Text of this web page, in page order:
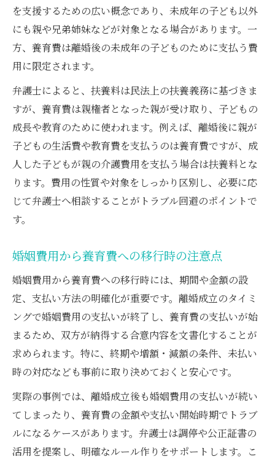
を支援するための広い概念であり、未成年の子ども以外
にも親や兄弟姉妹などが対象となる場合があります。一
方、養育費は離婚後の未成年の子どものために支払う費
用に限定されます。
弁護士によると、扶養料は民法上の扶養義務に基づきま
すが、養育費は親権者となった親が受け取り、子どもの
成長や教育のために使われます。例えば、離婚後に親が
子どもの生活費や教育費を支払うのは養育費ですが、成
人した子どもが親の介護費用を支払う場合は扶養料とな
ります。費用の性質や対象をしっかり区別し、必要に応
じて弁護士へ相談することがトラブル回避のポイントで
す。
婚姻費用から養育費への移行時の注意点
婚姻費用から養育費への移行時には、期間や金額の設
定、支払い方法の明確化が重要です。離婚成立のタイミ
ングで婚姻費用の支払いが終了し、養育費の支払いが始
まるため、双方が納得する合意内容を文書化することが
求められます。特に、終期や増額・減額の条件、未払い
時の対応なども事前に取り決めておくと安心です。
実際の事例では、離婚成立後も婚姻費用の支払いが続い
てしまったり、養育費の金額や支払い開始時期でトラブ
ルになるケースがあります。弁護士は調停や公正証書の
活用を提案し、明確なルール作りをサポートします。こ